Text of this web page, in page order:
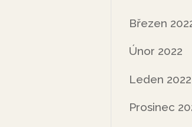
Březen
Únor 2022
Leden 2022
Prosinec